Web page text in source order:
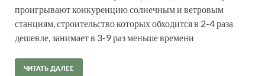
проигрывают конкуренцию солнечным и ветровым
станциям, строительство которых обходится в 2-4 раза
дешевле, занимает в 3-9 раз меньше времени
ЧИТАТЬ ДАЛЕЕ